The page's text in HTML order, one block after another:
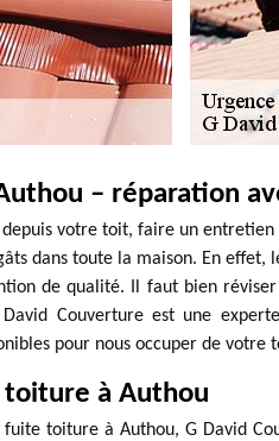
– réparation
votre toit, faire un
dans toute la maison. En effet,
de qualité. Il faut bien
David Couverture est une
pour nous occuper de votre
à Authou
toiture à Authou, G David